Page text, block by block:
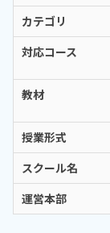
カテゴリ
対応コース
教材
授業形式
スクール名
運営本部